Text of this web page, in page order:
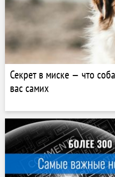
Секрет в миске — что
вас самих